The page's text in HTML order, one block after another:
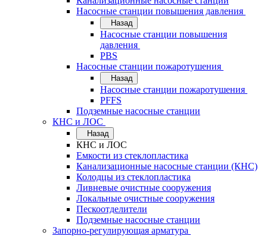
Насосные станции повышения давления
Назад
Насосные станции повышения
давления
PBS
Насосные станции пожаротушения
Назад
Насосные станции пожаротушения
PFFS
Подземные насосные станции
КНС и ЛОС
Назад
КНС и ЛОС
Емкости из стеклопластика
Канализационные насосные станции (КНС)
Колодцы из стеклопластика
Ливневые очистные сооружения
Локальные очистные сооружения
Пескоотделители
Подземные насосные станции
Запорно-регулирующая арматура